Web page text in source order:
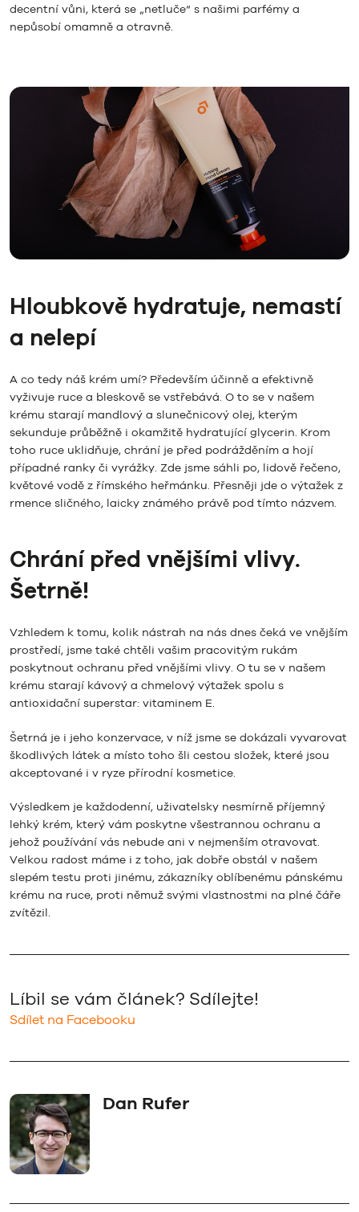
decentní vůni, která se „netluče“ s našimi parfémy a
nepůsobí omamně a otravně.
Hloubkově hydratuje, nemastí
a nelepí
A co tedy náš krém umí? Především účinně a efektivně
vyživuje ruce a bleskově se vstřebává. O to se v našem
krému starají mandlový a slunečnicový olej, kterým
sekunduje průběžně i okamžitě hydratující glycerin. Krom
toho ruce uklidňuje, chrání je před podrážděním a hojí
případné ranky či vyrážky. Zde jsme sáhli po, lidově řečeno,
květové vodě z římského heřmánku. Přesněji jde o výtažek z
rmence sličného, laicky známého právě pod tímto názvem.
Chrání před vnějšími vlivy.
Šetrně!
Vzhledem k tomu, kolik nástrah na nás dnes čeká ve vnějším
prostředí, jsme také chtěli vašim pracovitým rukám
poskytnout ochranu před vnějšími vlivy. O tu se v našem
krému starají kávový a chmelový výtažek spolu s
antioxidační superstar: vitaminem E.
Šetrná je i jeho konzervace, v níž jsme se dokázali vyvarovat
škodlivých látek a místo toho šli cestou složek, které jsou
akceptované i v ryze přírodní kosmetice.
Výsledkem je každodenní, uživatelsky nesmírně příjemný
lehký krém, který vám poskytne všestrannou ochranu a
jehož používání vás nebude ani v nejmenším otravovat.
Velkou radost máme i z toho, jak dobře obstál v našem
slepém testu proti jinému, zákazníky oblíbenému pánskému
krému na ruce, proti němuž svými vlastnostmi na plné čáře
zvítězil.
Líbil se vám článek? Sdílejte!
Sdílet na Facebooku
Dan Rufer